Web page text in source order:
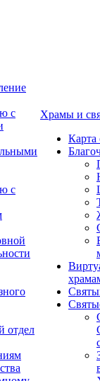
с
с
отдел
Храмы и
Карта